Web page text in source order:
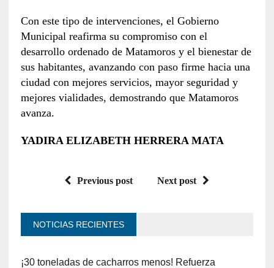
Con este tipo de intervenciones, el Gobierno
Municipal reafirma su compromiso con el
desarrollo ordenado de Matamoros y el bienestar de
sus habitantes, avanzando con paso firme hacia una
ciudad con mejores servicios, mayor seguridad y
mejores vialidades, demostrando que Matamoros
avanza.
YADIRA ELIZABETH HERRERA MATA
Previous post Next post
NOTICIAS RECIENTES
¡30 toneladas de cacharros menos! Refuerza